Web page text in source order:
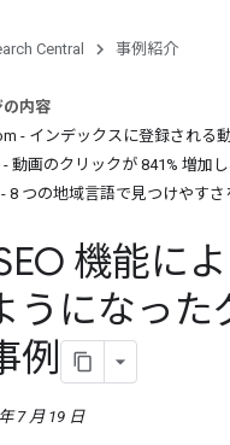
Central 事例紹介
の内容
- インデックスに登録される
- 動画のクリックが 841% 増加
- 8 つの地域言語で見つけやす
SEO 機能に
うになっ
例
7 月 19 日